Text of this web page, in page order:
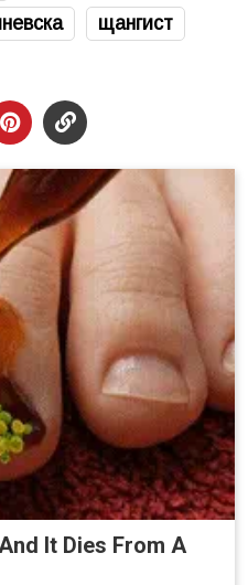
щангист
It Dies From A